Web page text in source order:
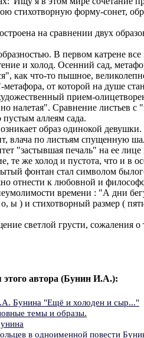
стихотворную форму-сонет,
на сравнении двух
В первом катрене все
и холод. Осенний сад,
как что-то пышное,
от которой на душе
прием-
налетая". Сравнение листьев с
аллеям сада.
образ одинокой
влача по листьям спущенную
"застывшая печаль" на ее
те же холод и пустота, что и в
фонтан стал символом
отнести к любовной и
времени : "А дни
ы ) и стихотворный размер (
светлой грусти, сожаления о
этого автора (Бунин И.А.):
Бунина "Ещё и холоден и сыр..."
темы и образы.
в одноименной повести